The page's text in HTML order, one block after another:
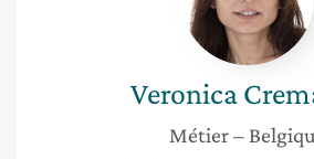
Veronica
Métier–